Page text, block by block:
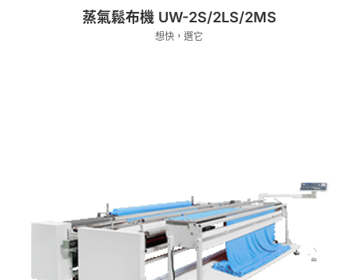
蒸氣鬆布機 UW-2S/2LS/2MS
想快，選它